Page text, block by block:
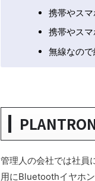
携帯やス
携帯やス
無線なの
管理人の会社では社員
用にBluetoothイヤホ